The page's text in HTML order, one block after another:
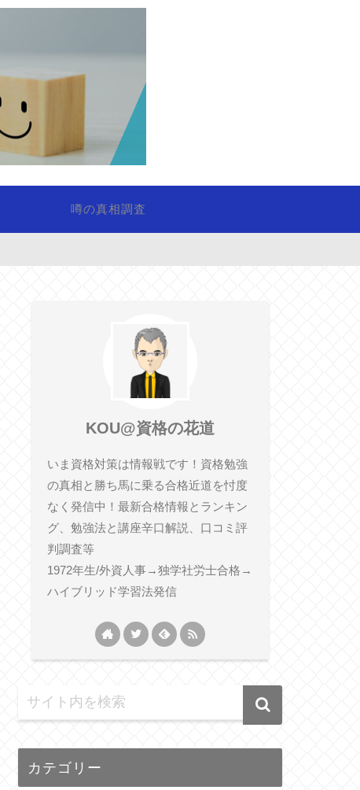
噂の真相調査
KOU@資格の花道
いま資格対策は情報戦です！資格勉強
の真相と勝ち馬に乗る合格近道を忖度
なく発信中！最新合格情報とランキン
グ、勉強法と講座辛口解説、口コミ評
判調査等
1972年生/外資人事→独学社労士合格→
ハイブリッド学習法発信
カテゴリー